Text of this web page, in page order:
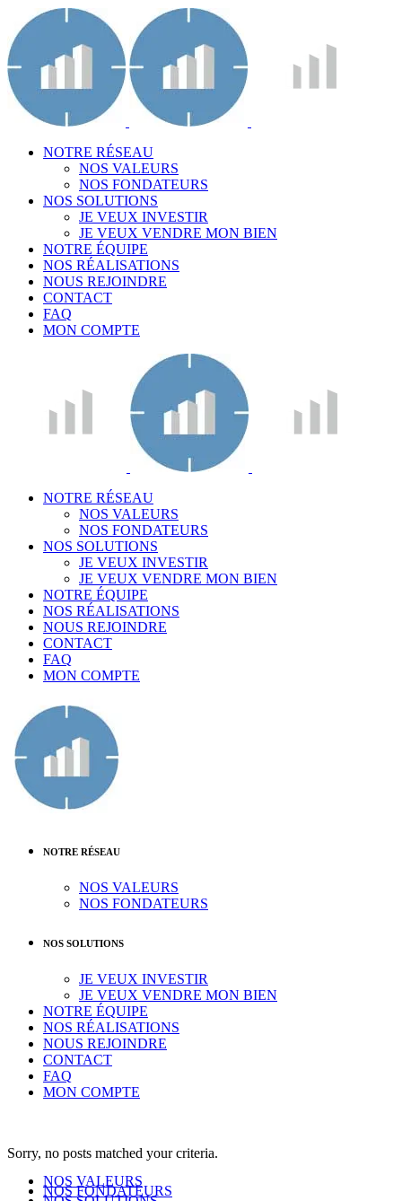
NOTRE RÉSEAU
NOS VALEURS
NOS FONDATEURS
NOS SOLUTIONS
JE VEUX INVESTIR
JE VEUX VENDRE MON BIEN
NOTRE ÉQUIPE
NOS RÉALISATIONS
NOUS REJOINDRE
CONTACT
FAQ
MON COMPTE
NOTRE RÉSEAU
NOS VALEURS
NOS FONDATEURS
NOS SOLUTIONS
JE VEUX INVESTIR
JE VEUX VENDRE MON BIEN
NOTRE ÉQUIPE
NOS RÉALISATIONS
NOUS REJOINDRE
CONTACT
FAQ
MON COMPTE
NOTRE RÉSEAU
NOS VALEURS
NOS FONDATEURS
NOS SOLUTIONS
JE VEUX INVESTIR
JE VEUX VENDRE MON BIEN
NOTRE ÉQUIPE
NOS RÉALISATIONS
NOUS REJOINDRE
CONTACT
FAQ
MON COMPTE
Sorry, no posts matched your criteria.
NOS VALEURS
NOS FONDATEURS